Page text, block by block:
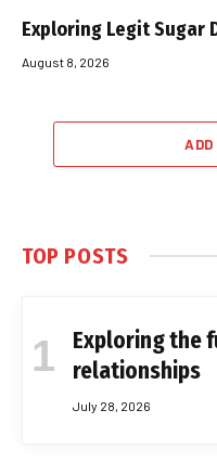
Exploring Legit Sugar
August 8, 2026
ADD
TOP POSTS
Exploring the
relationships
July 28, 2026